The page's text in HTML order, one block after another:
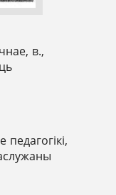
в.,
педагогікі,